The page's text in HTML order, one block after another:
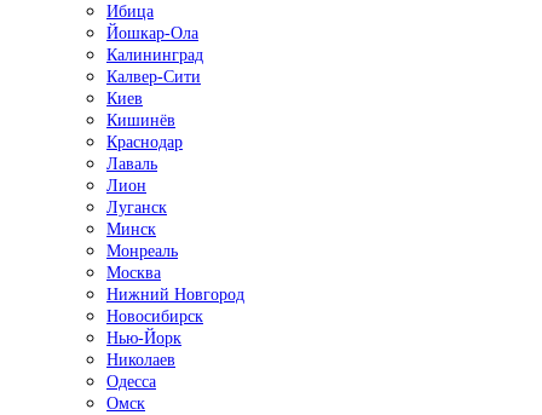
Ибица
Йошкар-Ола
Калининград
Калвер-Сити
Киев
Кишинёв
Краснодар
Лаваль
Лион
Луганск
Минск
Монреаль
Москва
Нижний Новгород
Новосибирск
Нью-Йорк
Николаев
Одесса
Омск